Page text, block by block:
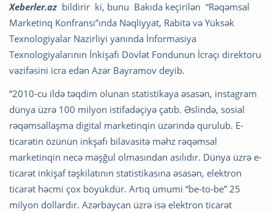
Xeberler.az bildirir ki, bunu Bakıda keçirilən “Rəqəmsal
Marketinq Konfransı”ında Nəqliyyat, Rabitə və Yüksək
Texnologiyalar Nazirliyi yanında İnformasiya
Texnologiyalarının İnkişafı Dövlət Fondunun İcraçı direktoru
vəzifəsini icra edən Azər Bayramov deyib.
“2010-cu ildə təqdim olunan statistikaya əsasən, instagram
dünya üzrə 100 milyon istifadəçiyə çatıb. Əslində, sosial
rəqəmsallaşma digital marketinqin üzərində qurulub. E-
ticarətin özünün inkşafı bilavasitə məhz rəqəmsal
marketinqin necə məşğul olmasından asılıdır. Dünya üzrə e-
ticarət inkişaf təşkilatının statistikasına əsasən, elektron
ticarət həcmi çox böyükdür. Artıq ümumi “be-to-be” 25
milyon dollardır. Azərbaycan üzrə isə elektron ticarət